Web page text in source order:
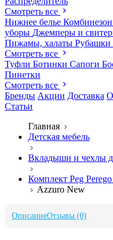
Смотреть все
Нижнее белье
уборы Джемперы и
Пижамы, халаты Рубашки
Смотреть все
Туфли Ботинки Сапоги
Пинетки
Смотреть все
Бренды Акции Доставка
Статьи
Главная
Детская мебель
Вкладыши и чехлы
Комплект Peg
Azzuro New
ОписаниеОтзывы (0)